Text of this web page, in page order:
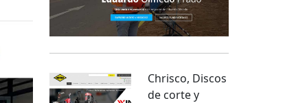
Chrisco, Discos
de corte y